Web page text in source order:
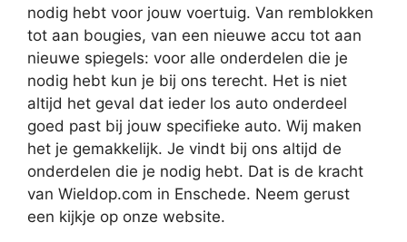
nodig hebt voor jouw voertuig. Van remblokken
tot aan bougies, van een nieuwe accu tot aan
nieuwe spiegels: voor alle onderdelen die je
nodig hebt kun je bij ons terecht. Het is niet
altijd het geval dat ieder los auto onderdeel
goed past bij jouw specifieke auto. Wij maken
het je gemakkelijk. Je vindt bij ons altijd de
onderdelen die je nodig hebt. Dat is de kracht
van Wieldop.com in Enschede. Neem gerust
een kijkje op onze website.